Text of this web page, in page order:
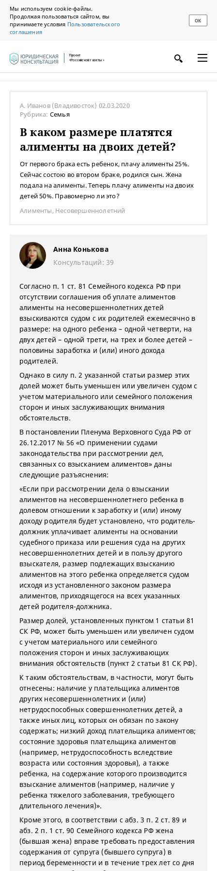
Мы используем cookie-файлы.
Продолжая пользоваться сайтом, вы
принимаете условия Пользовательского
соглашения
ОК
Проект
«Российской газеты»
А. Иванов(Владивосток) 02.03.2020
Рубрика: Семья
В каком размере платятся
алименты на двоих детей?
От первого брака есть ребенок, плачу алименты 25%.
Сейчас состою во втором браке, родился сын. Жена
подала на алименты. Теперь плачу алименты на двоих
детей 50%. Правомерно ли это?
Алименты, Несовершеннолетний
Анна Конькова
Консультаций: 39
Согласно п. 1 ст. 81 Семейного кодекса РФ при
отсутствии соглашения об уплате алиментов
алименты на несовершеннолетних детей
взыскиваются судом с их родителей ежемесячно в
размере: на одного ребенка – одной четверти, на
двух детей – одной трети, на трех и более детей –
половины заработка и (или) иного дохода
родителей.
Однако в силу п. 2 указанной статьи размер этих
долей может быть уменьшен или увеличен судом с
учетом материального или семейного положения
сторон и иных заслуживающих внимания
обстоятельств.
В постановлении Пленума Верховного Суда РФ от
26.12.2017 № 56 «О применении судами
законодательства при рассмотрении дел,
связанных со взысканием алиментов» даны
следующие разъяснения:
«Если при рассмотрении дела о взыскании
алиментов на несовершеннолетнего ребенка в
долевом отношении к заработку и (или) иному
доходу родителя будет установлено, что родитель-
должник уплачивает алименты на основании
судебного приказа или решения суда на других
несовершеннолетних детей и в пользу другого
взыскателя, размер подлежащих взысканию
алиментов на этого ребенка определяется судом
исходя из установленного законом размера
алиментов, приходящегося на всех указанных
детей родителя-должника.
Размер долей, установленных пунктом 1 статьи 81
СК РФ, может быть уменьшен или увеличен судом
с учетом материального или семейного
положения сторон и иных заслуживающих
внимания обстоятельств (пункт 2 статьи 81 СК РФ).
К таким обстоятельствам, в частности, могут быть
отнесены: наличие у плательщика алиментов
других несовершеннолетних и (или)
нетрудоспособных совершеннолетних детей, а
также иных лиц, которых он обязан по закону
содержать; низкий доход плательщика алиментов;
состояние здоровья плательщика алиментов
(например, нетрудоспособность вследствие
возраста или состояния здоровья), а также
ребенка, на содержание которого производится
взыскание алиментов (например, наличие у
ребенка тяжелого заболевания, требующего
длительного лечения)».
Кроме этого, в соответствии с абз. 3 п. 2 ст. 89 и
абз. 2 п. 1 ст. 90 Семейного кодекса РФ жена
(бывшая жена) вправе требовать предоставления
содержания от супруга (бывшего супруга) в
период беременности и в течение трех лет со дня